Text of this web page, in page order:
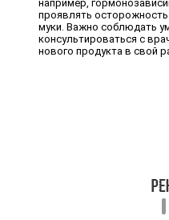
например,
проявлять
муки. Важно соблюдать
консультироваться с
нового продукта в свой